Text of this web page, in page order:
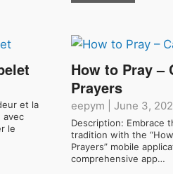
et la
avec
le
How to Pray –
Prayers
eepym June 3,
Description: Embrace
tradition with the
Prayers” mobile
comprehensive app…